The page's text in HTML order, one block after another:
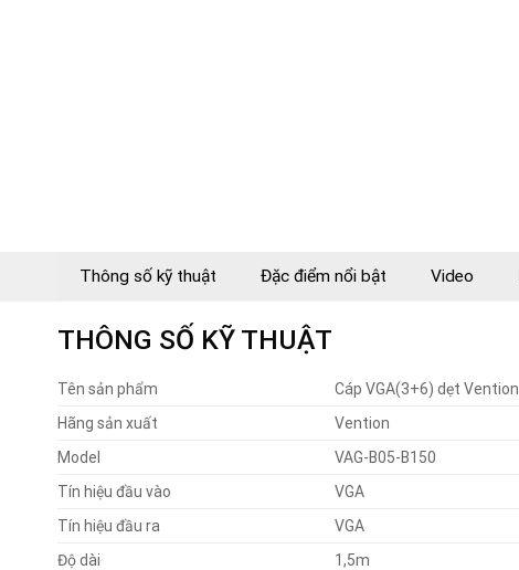
Thông số kỹ thuật Đặc điểm nổi bật Video
THÔNG SỐ KỸ THUẬT
Tên sản phẩm
Cáp VGA(3+6) dẹt Vention
Hãng sản xuất
Vention
Model
VAG-B05-B150
Tín hiệu đầu vào
VGA
Tín hiệu đầu ra
VGA
Độ dài
1,5m